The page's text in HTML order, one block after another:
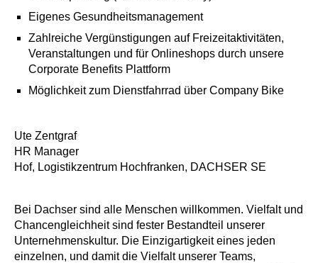
Eigenes Gesundheitsmanagement
Zahlreiche Vergünstigungen auf Freizeitaktivitäten,
Veranstaltungen und für Onlineshops durch unsere
Corporate Benefits Plattform
Möglichkeit zum Dienstfahrrad über Company Bike
Ute Zentgraf
HR Manager
Hof, Logistikzentrum Hochfranken, DACHSER SE
Bei Dachser sind alle Menschen willkommen. Vielfalt und
Chancengleichheit sind fester Bestandteil unserer
Unternehmenskultur. Die Einzigartigkeit eines jeden
einzelnen, und damit die Vielfalt unserer Teams,